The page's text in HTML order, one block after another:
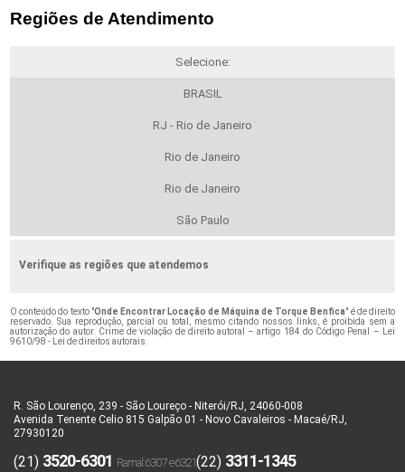
Regiões de Atendimento
Selecione:
BRASIL
RJ - Rio de Janeiro
Rio de Janeiro
Rio de Janeiro
São Paulo
Verifique as regiões que atendemos
O conteúdo do texto "Onde Encontrar Locação de Máquina de Torque Benfica" é de direito
reservado. Sua reprodução, parcial ou total, mesmo citando nossos links, é proibida sem a
autorização do autor. Crime de violação de direito autoral – artigo 184 do Código Penal –
Lei
9610/98 - Lei de direitos autorais
R. São Lourenço, 239 - São Loureço - Niterói/RJ, 24060-008
Avenida Tenente Celio 815 Galpão 01 - Novo Cavaleiros - Macaé/RJ,
27930120
(21) 3520-6301 (22) 3311-1345